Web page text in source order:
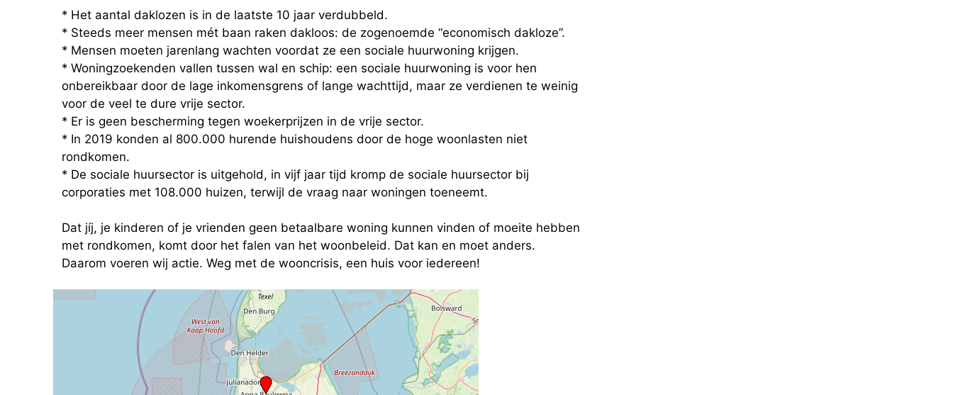
* Het aantal daklozen is in de laatste 10 jaar verdubbeld.
* Steeds meer mensen mét baan raken dakloos: de zogenoemde “economisch dakloze”.
* Mensen moeten jarenlang wachten voordat ze een sociale huurwoning krijgen.
* Woningzoekenden vallen tussen wal en schip: een sociale huurwoning is voor hen
onbereikbaar door de lage inkomensgrens of lange wachttijd, maar ze verdienen te weinig
voor de veel te dure vrije sector.
* Er is geen bescherming tegen woekerprijzen in de vrije sector.
* In 2019 konden al 800.000 hurende huishoudens door de hoge woonlasten niet
rondkomen.
* De sociale huursector is uitgehold, in vijf jaar tijd kromp de sociale huursector bij
corporaties met 108.000 huizen, terwijl de vraag naar woningen toeneemt.
Dat jíj, je kinderen of je vrienden geen betaalbare woning kunnen vinden of moeite hebben
met rondkomen, komt door het falen van het woonbeleid. Dat kan en moet anders.
Daarom voeren wij actie. Weg met de wooncrisis, een huis voor iedereen!